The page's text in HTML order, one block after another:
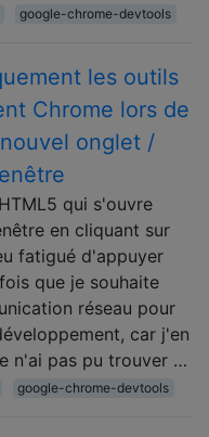
google-chrome-devtools
les outils
Chrome lors de
onglet /
qui s'ouvre
en cliquant sur
fatigué d'appuyer
que je souhaite
réseau pour
car j'en
n'ai pas pu trouver …
google-chrome-devtools